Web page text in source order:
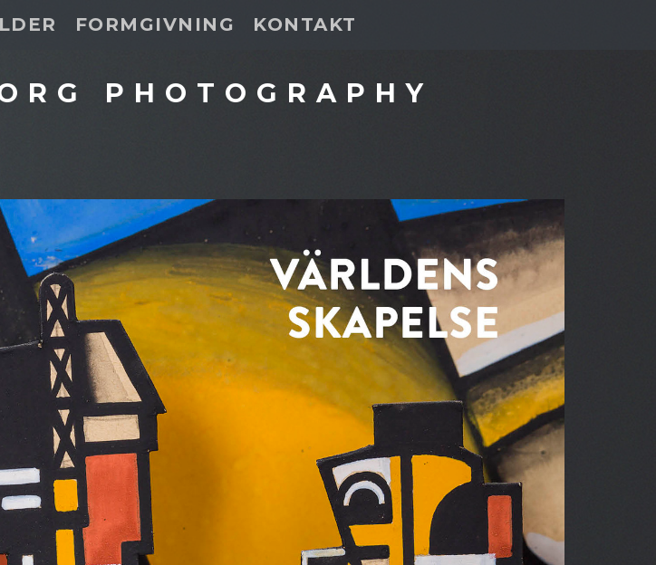
FORMGIVNING KONTAKT
PHOTOGRAPHY